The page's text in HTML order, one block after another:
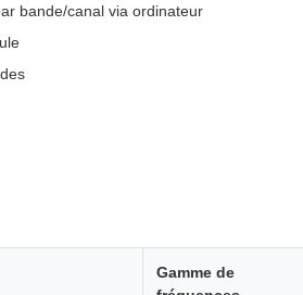
bande/canal via ordinateur
Gamme de